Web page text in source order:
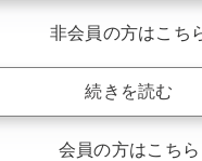
非会員の方はこち
続きを読む
会員の方はこちら